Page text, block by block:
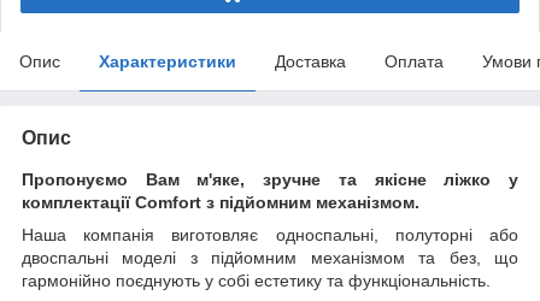
Опис Характеристики Доставка Оплата Умови
Опис
Пропонуємо Вам м'яке, зручне та якiсне ліжко у
комплектації Comfort з підйомним механізмом.
Наша компанія виготовляє односпальні, полуторні або
двоспальні моделі з підйомним механізмом та без, що
гармонійно поєднують у собі естетику та функціональність.